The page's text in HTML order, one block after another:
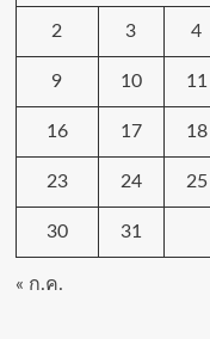
2 3 4
9 10 11
16 17 18
23 24 25
30 31
« ก.ค.